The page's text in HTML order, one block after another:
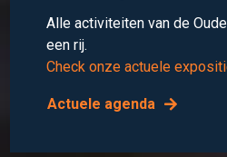
Alle activiteiten van de
een rij.
Check onze actuele
Actuele agenda